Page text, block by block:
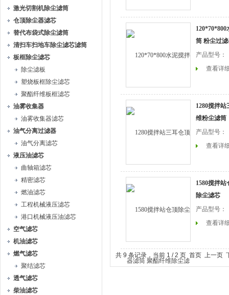
激光切割机除尘滤筒
仓顶除尘器滤芯
替代布袋式除尘滤筒
清扫车扫地车除尘滤芯滤筒
板框除尘滤芯
除尘滤板
塑烧板框除尘滤芯
聚酯纤维板框滤芯
油雾收集器
油雾收集器滤芯
油气分离过滤器
油气分离滤芯
液压油滤芯
曲轴箱滤芯
精密滤芯
燃油滤芯
工程机械液压滤芯
港口机械液压油滤芯
空气滤芯
机油滤芯
燃气滤芯
聚结滤芯
透气滤芯
柴油滤芯
筒 粉尘过
产品型号：
查看详
1280搅拌
维粉尘滤筒
产品型号：
查看详
1580搅拌
除尘滤芯
产品型号：
查看详
共 9 条记录，当前 1 / 2 页 首页 上一页